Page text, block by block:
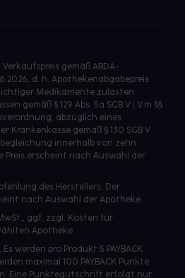
gemäß ABDA-
d. h. Apothekenabgabepreis
Medikamente zulasten
gemäß § 129 Abs. 5a SGB V i.V.m §§
abzüglich eines
Krankenkasse gemäß § 130 SGB V
innerhalb von zehn
Preis erscheint nach Auswahl der
des Herstellers. Der
nach Auswahl der Apotheke.
ggf. zzgl. Kosten für
Apotheke.
werden pro Produkt 5 PAYBACK
maximal 100 PAYBACK Punkte
Eine Punktegutschrift erfolgt nur